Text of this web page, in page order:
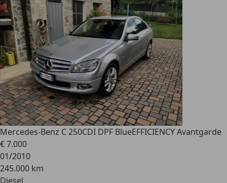
Mercedes-Benz C 250CDI DPF BlueEFFICIENCY Avantgarde
€ 7.000
01/2010
245.000 km
Diesel